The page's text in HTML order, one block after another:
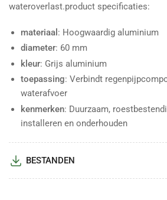
wateroverlast.product specificaties:
materiaal : Hoogwaardig aluminium
diameter: 60 mm
kleur: Grijs aluminium
toepassing: Verbindt
waterafvoer
kenmerken: Duurzaam,
installeren en onderhouden
BESTANDEN